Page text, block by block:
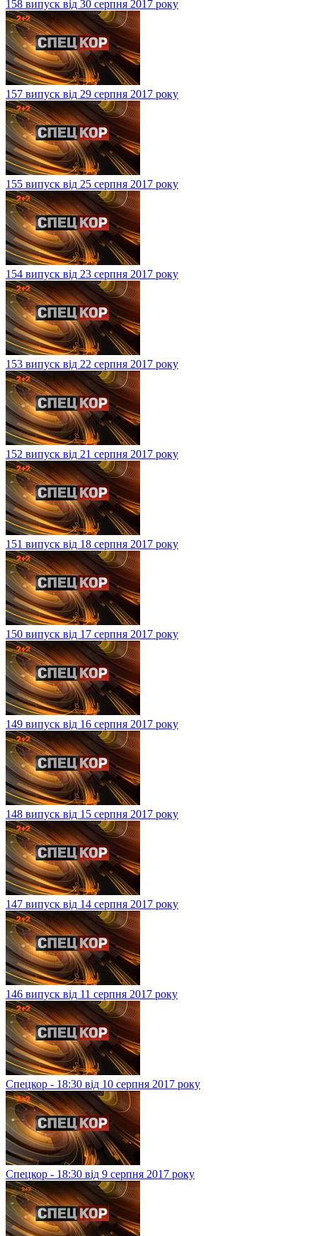
158 випуск від 30 серпня 2017 року
157 випуск від 29 серпня 2017 року
155 випуск від 25 серпня 2017 року
154 випуск від 23 серпня 2017 року
153 випуск від 22 серпня 2017 року
152 випуск від 21 серпня 2017 року
151 випуск від 18 серпня 2017 року
150 випуск від 17 серпня 2017 року
149 випуск від 16 серпня 2017 року
148 випуск від 15 серпня 2017 року
147 випуск від 14 серпня 2017 року
146 випуск від 11 серпня 2017 року
Спецкор - 18:30 від 10 серпня 2017 року
Спецкор - 18:30 від 9 серпня 2017 року